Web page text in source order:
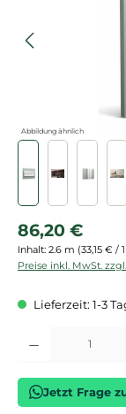
Abbildung ähnlich
Regulärer Preis:
86,20 €
Inhalt: 2.6 m (33,15 € /
Preise inkl. MwSt.
Lieferzeit: 1-3
Produkt Anzahl: Gib
Jetzt Frage